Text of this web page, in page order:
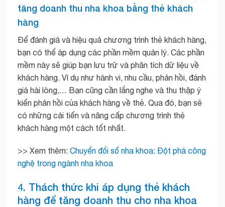
tăng doanh thu nha khoa bằng thẻ khách
hàng
Để đánh giá và hiệu quả chương trình thẻ khách hàng,
bạn có thể áp dụng các phần mềm quản lý. Các phần
mềm này sẽ giúp bạn lưu trữ và phân tích dữ liệu về
khách hàng. Ví dụ như hành vi, nhu cầu, phản hồi, đánh
giá hài lòng,… Bạn cũng cần lắng nghe và thu thập ý
kiến phản hồi của khách hàng về thẻ. Qua đó, bạn sẽ
có những cải tiến và nâng cấp chương trình thẻ
khách hàng một cách tốt nhất.
>> Xem thêm: Chuyển đổi số nha khoa: Đột phá công
nghệ trong ngành nha khoa
4. Thách thức khi áp dụng thẻ khách
hàng để tăng doanh thu cho nha khoa